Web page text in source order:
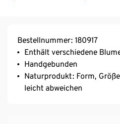
Bestellnummer: 180917
Enthält verschiedene
Handgebunden
Naturprodukt: Form,
leicht abweichen